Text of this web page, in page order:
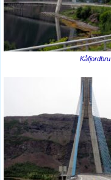
Kåfjordbru